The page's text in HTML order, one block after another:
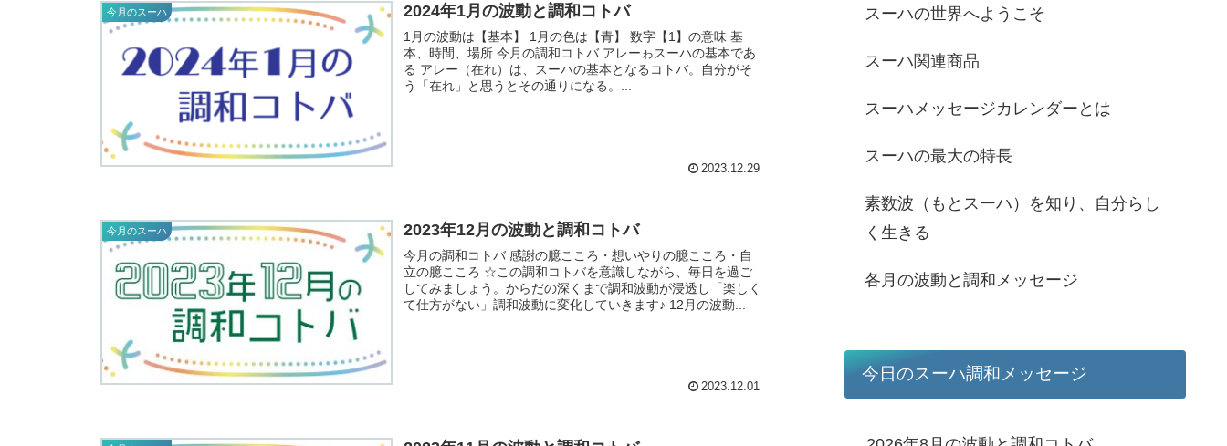
今月のスーハ 2024年1月の波動と調和コトバ
1月の波動は【基本】 1月の色は【青】 数字【1】の意味 基
本、時間、場所 今月の調和コトバ アレーゎスーハの基本であ
る アレー（在れ）は、スーハの基本となるコトバ。自分がそ
う「在れ」と思うとその通りになる。...
2023.12.29
今月のスーハ 2023年12月の波動と調和コトバ
今月の調和コトバ 感謝の臆こころ・想いやりの臆こころ・自
立の臆こころ ☆この調和コトバを意識しながら、毎日を過ご
してみましょう。からだの深くまで調和波動が浸透し「楽しく
て仕方がない」調和波動に変化していきます♪ 12月の波動...
2023.12.01
スーハの世界へようこそ
スーハ関連商品
スーハメッセージカレンダーとは
スーハの最大の特長
素数波（もとスーハ）を知り、自分らし
く生きる
各月の波動と調和メッセージ
今日のスーハ調和メッセージ